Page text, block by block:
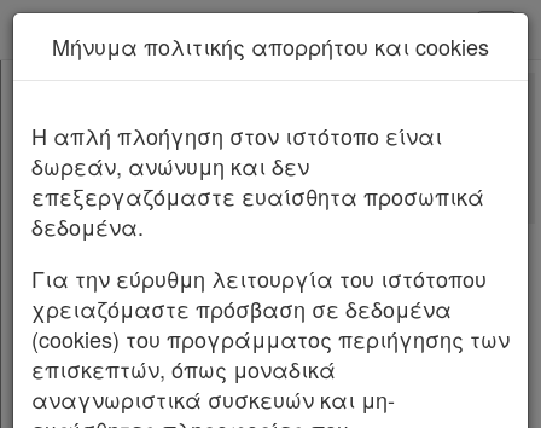
Κεφαλίδα
Σώμα [-]
ΜΕΡΟΣ Α’ [-]
Άρθρο 1
ΜΕΡΟΣ Β’ [-]
ΚΕΦΑΛΑΙΟ Α’ [-]
Άρθρο 3
Άρθρο 4 [-]
Παρ.1
Νέα υπηρεσία Kodiko Assistant.Περισσότερα
Νόμος 5076/2023
Αλλαγές που επέφερε
Με τιςτελευταίες αλλαγές
ΝΟΜΟΣ ΥΠ’ ΑΡΙΘΜ. 5076 ΦΕΚ Α 207/13.12.2023
Επιτάχυνση των διαδικασιών ολοκλήρωσης
του Ελληνικού Κτηματολογίου: Διεκπεραίωση
εκκρεμοτήτων στις μεταγραφές ακινήτων και
Μήνυμα πολιτικής απορρήτου και cookies
H απλή πλοήγηση στον ιστότοπο είναι
δωρεάν, ανώνυμη και δεν
επεξεργαζόμαστε ευαίσθητα προσωπικά
δεδομένα.
Για την εύρυθμη λειτουργία του ιστότοπου
χρειαζόμαστε πρόσβαση σε δεδομένα
(cookies) του προγράμματος περιήγησης των
επισκεπτών, όπως μοναδικά
αναγνωριστικά συσκευών και μη-